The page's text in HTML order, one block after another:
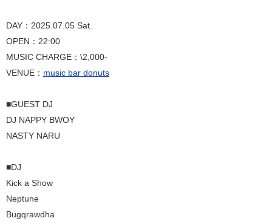
DAY：2025.07.05 Sat.
OPEN：22:00
MUSIC CHARGE：\2,000-
VENUE： music bar donuts
■GUEST DJ
DJ NAPPY BWOY
NASTY NARU
■DJ
Kick a Show
Neptune
Bugqrawdha